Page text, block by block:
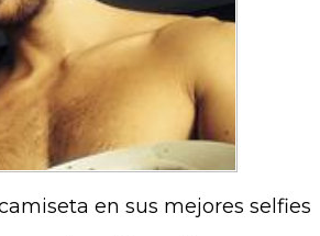
en sus mejores selfies